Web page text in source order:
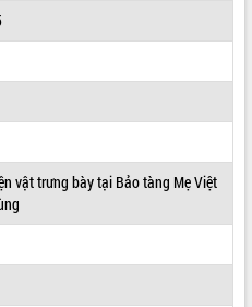
vật trưng bày tại Bảo tàng Mẹ Việt